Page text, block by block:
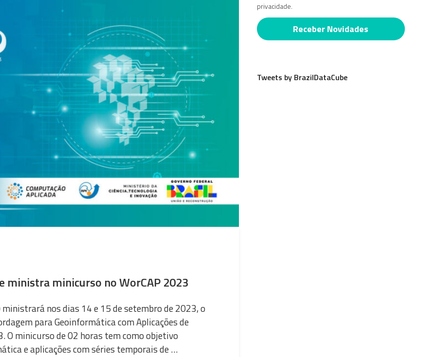
ministra minicurso no WorCAP 2023
nos dias 14 e 15 de setembro de 2023, o
para Geoinformática com Aplicações de
O minicurso de 02 horas tem como objetivo
e aplicações com séries temporais de …
privacidade.
Tweets by BrazilDataCube